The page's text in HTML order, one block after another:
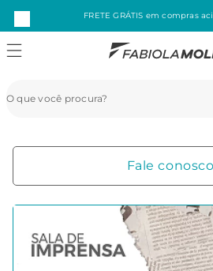
FRETE GRÁTIS em compras
Fale conosco